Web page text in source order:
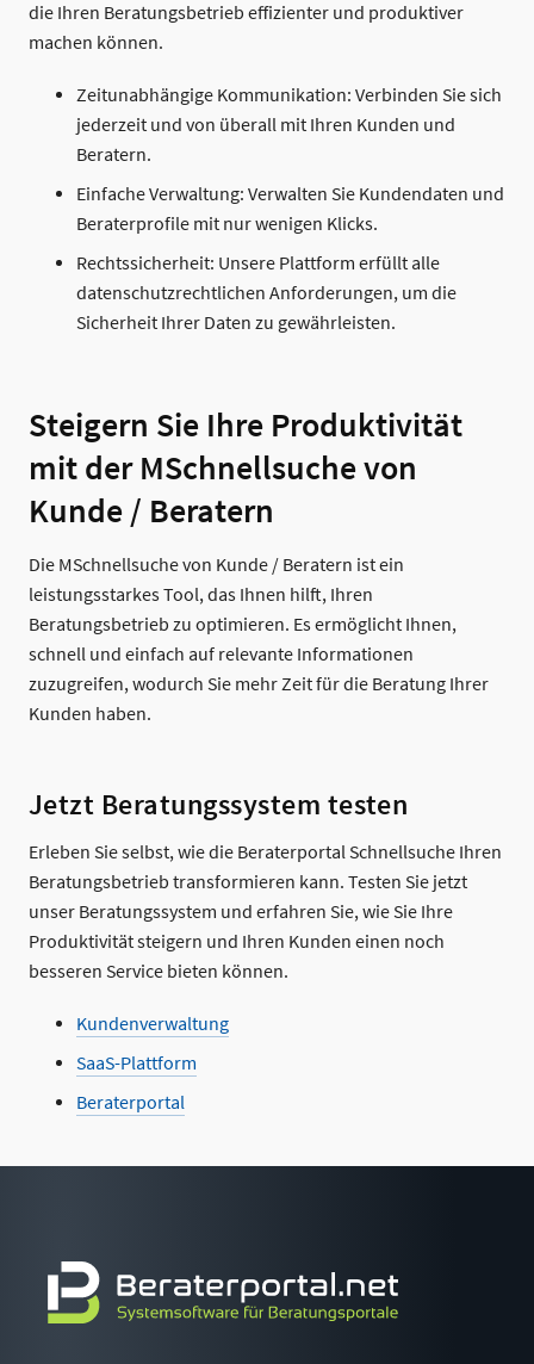
die Ihren Beratungsbetrieb effizienter und produktiver
machen können.
Zeitunabhängige Kommunikation: Verbinden Sie sich
jederzeit und von überall mit Ihren Kunden und
Beratern.
Einfache Verwaltung: Verwalten Sie Kundendaten und
Beraterprofile mit nur wenigen Klicks.
Rechtssicherheit: Unsere Plattform erfüllt alle
datenschutzrechtlichen Anforderungen, um die
Sicherheit Ihrer Daten zu gewährleisten.
Steigern Sie Ihre Produktivität
mit der MSchnellsuche von
Kunde / Beratern
Die MSchnellsuche von Kunde / Beratern ist ein
leistungsstarkes Tool, das Ihnen hilft, Ihren
Beratungsbetrieb zu optimieren. Es ermöglicht Ihnen,
schnell und einfach auf relevante Informationen
zuzugreifen, wodurch Sie mehr Zeit für die Beratung Ihrer
Kunden haben.
Jetzt Beratungssystem testen
Erleben Sie selbst, wie die Beraterportal Schnellsuche Ihren
Beratungsbetrieb transformieren kann. Testen Sie jetzt
unser Beratungssystem und erfahren Sie, wie Sie Ihre
Produktivität steigern und Ihren Kunden einen noch
besseren Service bieten können.
Kundenverwaltung
SaaS-Plattform
Beraterportal